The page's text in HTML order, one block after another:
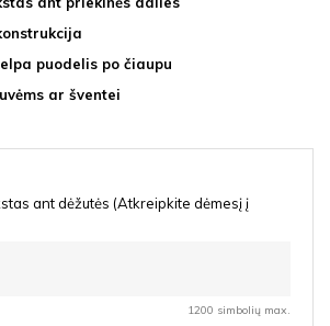
puodelis po čiaupu
ar šventei
ant dėžutės (Atkreipkite dėmesį į
1200 simbolių max.